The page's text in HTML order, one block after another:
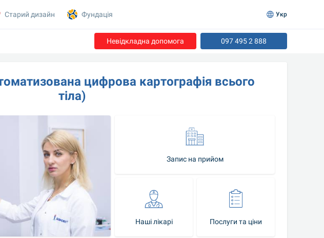
Невідкладна допомога 097 495 2 888
цифрова картографія всього
тіла)
Запис на прийом
Наші лікарі Послуги та ціни
Старий дизайн Фундація Укр